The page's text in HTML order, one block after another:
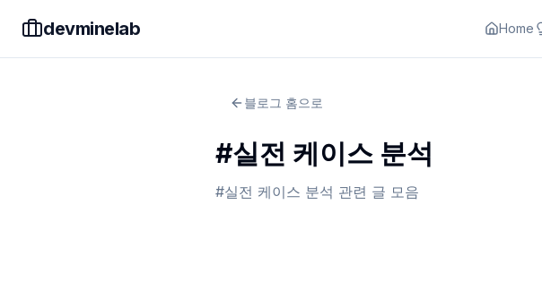
devminelab Home
블로그 홈으로
#실전 케이스 분석
#실전 케이스 분석 관련 글 모음